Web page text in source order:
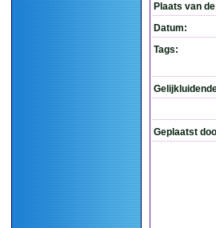
Plaats van
Datum:
Tags:
Geplaatst